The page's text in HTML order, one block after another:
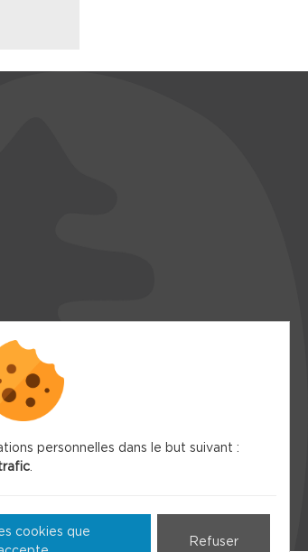
personnelles dans le but suivant :
.
Refuser
cookies que